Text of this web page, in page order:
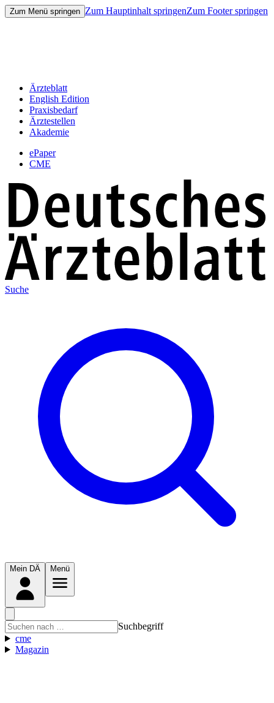
Zum Menü springen Zum Hauptinhalt springenZum Footer springen
Ärzteblatt
English Edition
Praxisbedarf
Ärztestellen
Akademie
ePaper
CME
Suche
Mein DÄ Menü
Suchbegriff
cme
Magazin